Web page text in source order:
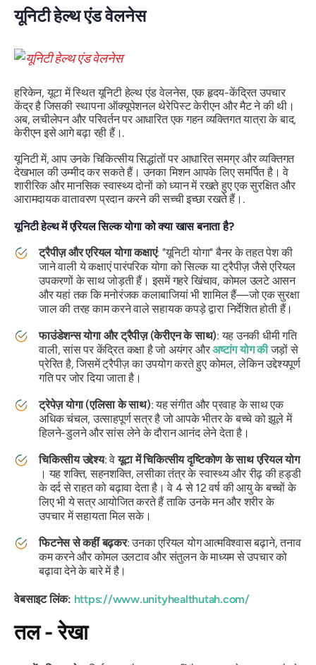
यूनिटी हेल्थ एंड वेलनेस
हरिकेन, यूटा में स्थित यूनिटी हेल्थ एंड वेलनेस, एक हृदय-केंद्रित उपचार
केंद्र है जिसकी स्थापना ऑक्यूपेशनल थेरेपिस्ट केरीएन और मैट ने की थी।
अब, लचीलेपन और परिवर्तन पर आधारित एक गहन व्यक्तिगत यात्रा के बाद,
केरीएन इसे आगे बढ़ा रही हैं।.
यूनिटी में, आप उनके चिकित्सीय सिद्धांतों पर आधारित समग्र और व्यक्तिगत
देखभाल की उम्मीद कर सकते हैं। उनका मिशन आपके लिए समर्पित है। वे
शारीरिक और मानसिक स्वास्थ्य दोनों को ध्यान में रखते हुए एक सुरक्षित और
आरामदायक वातावरण प्रदान करने की सच्ची इच्छा रखते हैं।.
यूनिटी हेल्थ में एरियल सिल्क योगा को क्या खास बनाता है?
ट्रैपीज़ और एरियल योगा कक्षाएं: "यूनिटी योगा" बैनर के तहत पेश की
जाने वाली ये कक्षाएं पारंपरिक योगा को सिल्क या ट्रैपीज़ जैसे एरियल
उपकरणों के साथ जोड़ती हैं। इसमें गहरे खिंचाव, कोमल उलटे आसन
और यहां तक ​​कि मनोरंजक कलाबाजियां भी शामिल हैं—जो एक सुरक्षा
जाल की तरह काम करने वाले सहायक कपड़े द्वारा निर्देशित होती हैं।
फाउंडेशन्स योगा और ट्रैपीज़ (केरीएन के साथ): यह उनकी धीमी गति
वाली, सांस पर केंद्रित कक्षा है जो अयंगर औरअष्टांग योग कीजड़ों से
प्रेरित है, जिसमें ट्रैपीज़ का उपयोग करते हुए कोमल, लेकिन उद्देश्यपूर्ण
गति पर जोर दिया जाता है।
ट्रेपेज़ योगा (एलिसा के साथ): यह संगीत और प्रवाह के साथ एक
अधिक चंचल, उत्साहपूर्ण सत्र है जो आपके भीतर के बच्चे को झूले में
हिलने-डुलने और सांस लेने के दौरान आनंद लेने देता है।
चिकित्सीय उद्देश्य: वेयूटा में चिकित्सीय दृष्टिकोण के साथ एरियल योग
। यह शक्ति, सहनशक्ति, लसीका तंत्र के स्वास्थ्य और रीढ़ की हड्डी
के दर्द से राहत को बढ़ावा देता है। वे 4 से 12 वर्ष की आयु के बच्चों के
लिए भी ये सत्र आयोजित करते हैं ताकि उनके मन और शरीर के
उपचार में सहायता मिल सके।
फिटनेस से कहीं बढ़कर: उनका एरियल योग आत्मविश्वास बढ़ाने, तनाव
कम करने और कोमल उलटाव और संतुलन के माध्यम से उपचार को
बढ़ावा देने के बारे में है।
वेबसाइट लिंक: https://www.unityhealthutah.com/
तल - रेखा